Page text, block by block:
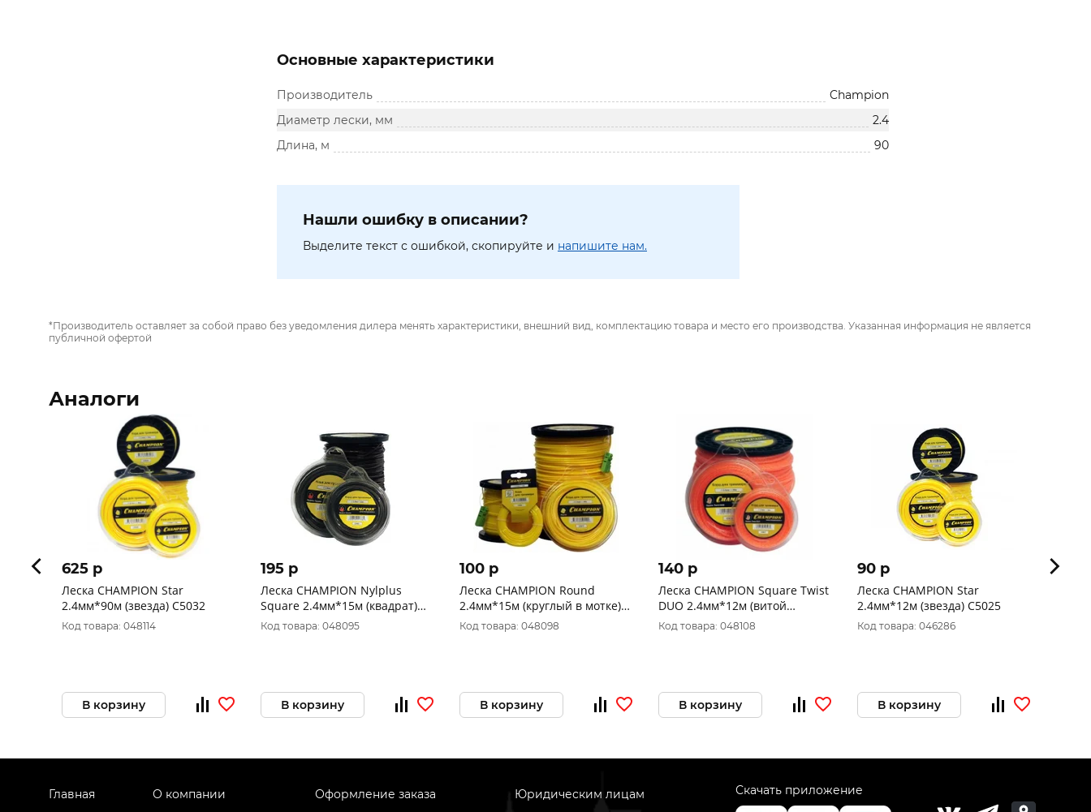
Основные характеристики
Производитель
Champion
Диаметр лески, мм
2.4
Длина, м
90
Нашли ошибку в описании?
Выделите текст с ошибкой, скопируйте и напишите нам.
*Производитель оставляет за собой право без уведомления дилера менять характеристики, внешний вид, комплектацию товара и место его производства. Указанная информация не является
публичной офертой
Аналоги
625 p
Леска CHAMPION Star
2.4мм*90м (звезда) C5032
Код товара: 048114
В корзину
195 p
Леска CHAMPION Nylplus
Square 2.4мм*15м (квадрат)
С5065
Код товара: 048095
В корзину
100 p
Леска CHAMPION Round
2.4мм*15м (круглый в мотке)
С5004
Код товара: 048098
В корзину
140 p
Леска CHAMPION Square Twist
DUO 2.4мм*12м (витой
квадрат) C5057
Код товара: 048108
В корзину
90 p
Леска CHAMPION Star
2.4мм*12м (звезда) C5025
Код товара: 046286
В корзину
120
Главная
О компании
Оформление заказа
Юридическим лицам
Скачать приложение